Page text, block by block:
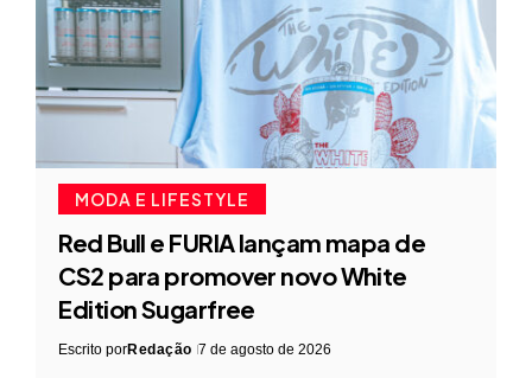
MODA E LIFESTYLE
Red Bull e FURIA lançam mapa de
CS2 para promover novo White
Edition Sugarfree
Escrito porRedação 7 de agosto de 2026